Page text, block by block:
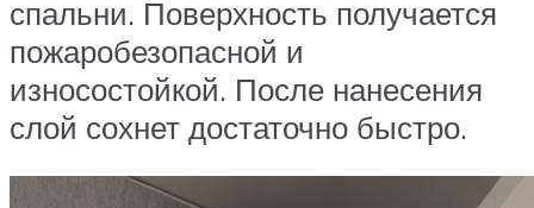
спальни. Поверхность получается
пожаробезопасной и
износостойкой. После нанесения
слой сохнет достаточно быстро.